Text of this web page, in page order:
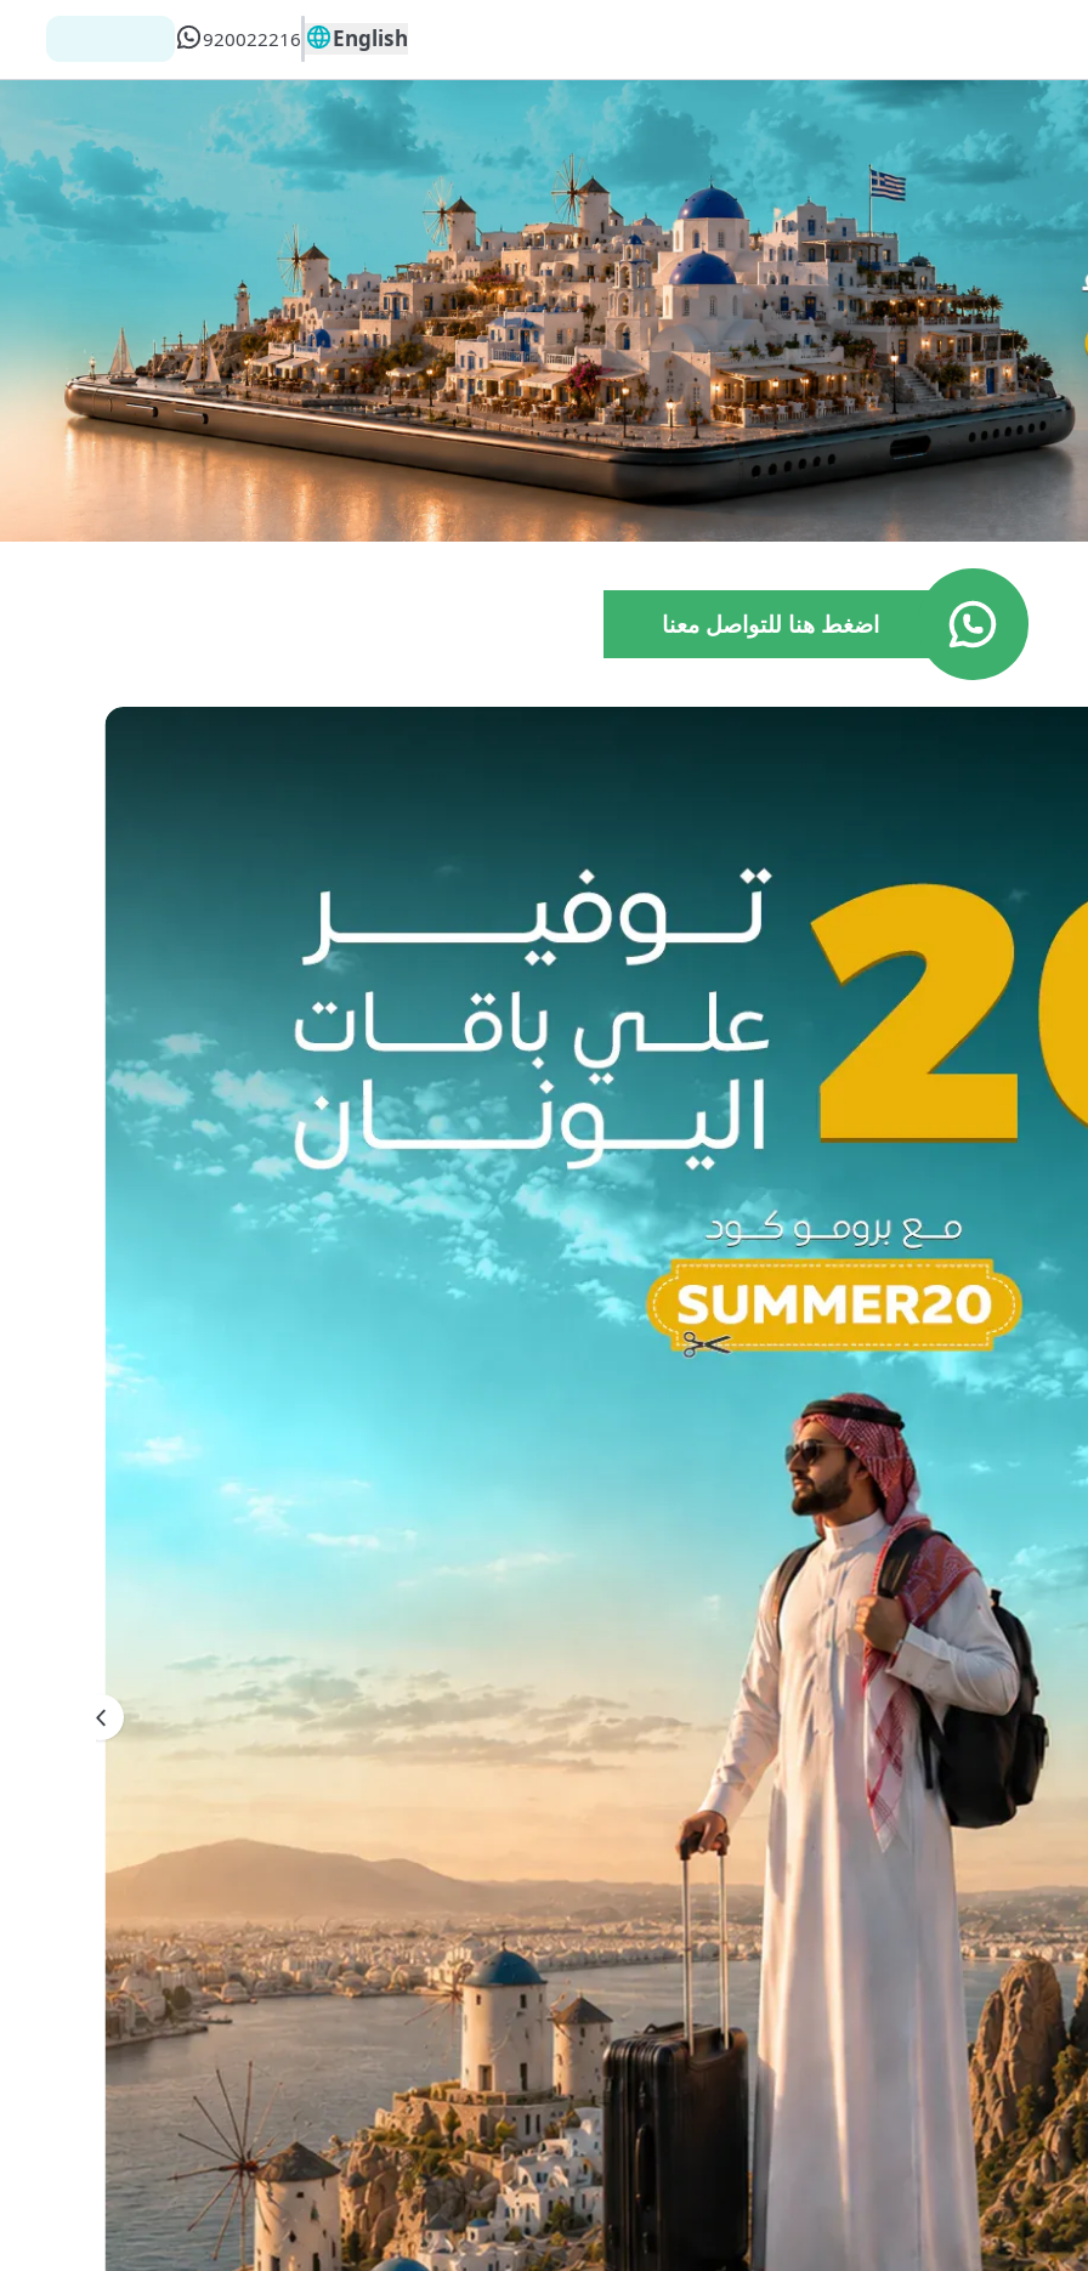
English
920022216
اضغط هنا للتواصل معنا